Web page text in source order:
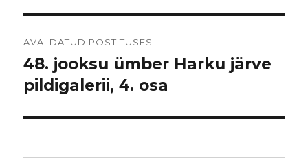
AVALDATUD POSTITUSES
48. jooksu ümber Harku järve
pildigalerii, 4. osa